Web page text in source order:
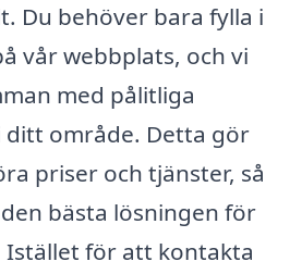
Du behöver bara fylla i
vår webbplats, och vi
med pålitliga
område. Detta gör
priser och tjänster, så
bästa lösningen för
Istället för att kontakta